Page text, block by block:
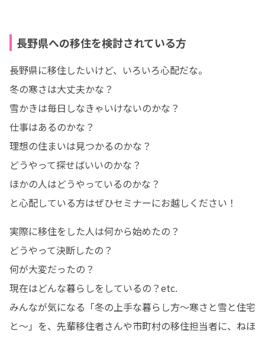
長野県への移住を検討されている方
長野県に移住したいけど、いろいろ心配だな。
冬の寒さは大丈夫かな？
雪かきは毎日しなきゃいけないのかな？
仕事はあるのかな？
理想の住まいは見つかるのかな？
どうやって探せばいいのかな？
ほかの人はどうやっているのかな？
と心配している方はぜひセミナーにお越しください！
実際に移住をした人は何から始めたの？
どうやって決断したの？
何が大変だったの？
現在はどんな暮らしをしているの？etc.
みんなが気になる「冬の上手な暮らし方～寒さと雪と住宅
と～」を、先輩移住者さんや市町村の移住担当者に、ねほ